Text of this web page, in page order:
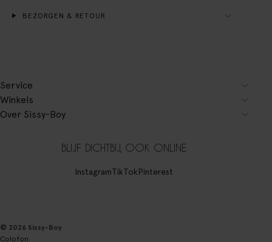
BEZORGEN & RETOUR
Service
Winkels
Over Sissy-Boy
BLIJF DICHTBIJ, OOK ONLINE
InstagramTikTokPinterest
© 2026 Sissy-Boy
Colofon